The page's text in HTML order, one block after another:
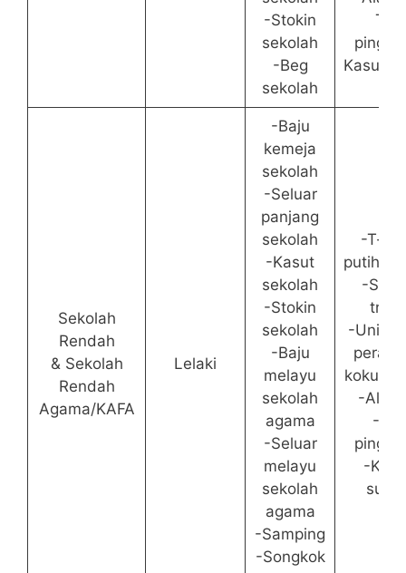
-Stokin
sekolah
-Beg
sekolah
Tali
Kasut
Sekolah
Rendah
& Sekolah
Rendah
Agama/KAFA
Lelaki
-Baju
kemeja
sekolah
-Seluar
panjang
sekolah
-Kasut
sekolah
-Stokin
sekolah
-Baju
melayu
sekolah
agama
-Seluar
melayu
sekolah
agama
-Samping
-Songkok
-T-
putih/
-
track
-
-
-Tali
-